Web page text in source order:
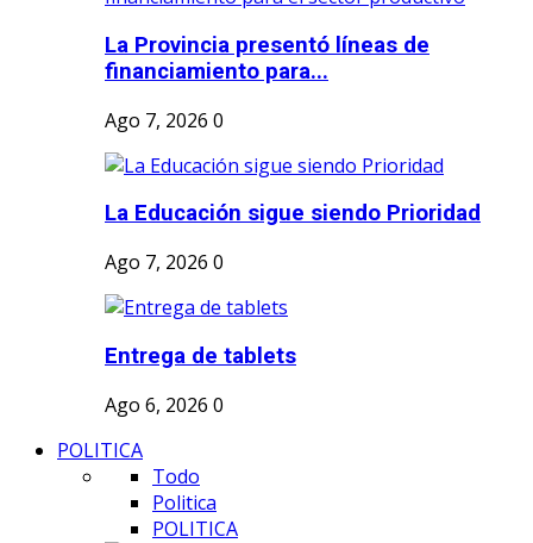
La Provincia presentó líneas de
financiamiento para...
Ago 7, 2026 0
La Educación sigue siendo Prioridad
Ago 7, 2026 0
Entrega de tablets
Ago 6, 2026 0
POLITICA
Todo
Politica
POLITICA